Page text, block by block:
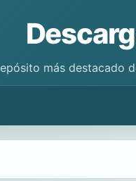
más destacado